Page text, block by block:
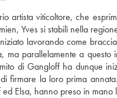
artista viticoltore, che
Yves si stabilì nella
lavorando come
parallelamente a questo
di Gangloff ha dunque
firmare la loro prima
Elsa, hanno preso in mano